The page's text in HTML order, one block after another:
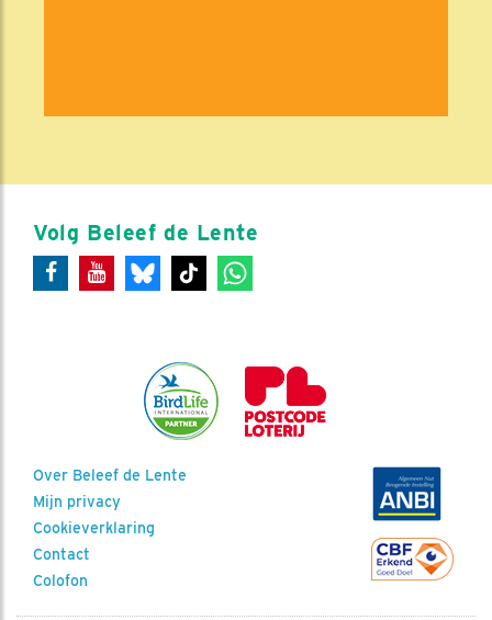
Volg Beleef de Lente
Over Beleef de Lente
Mijn privacy
Cookieverklaring
Contact
Colofon